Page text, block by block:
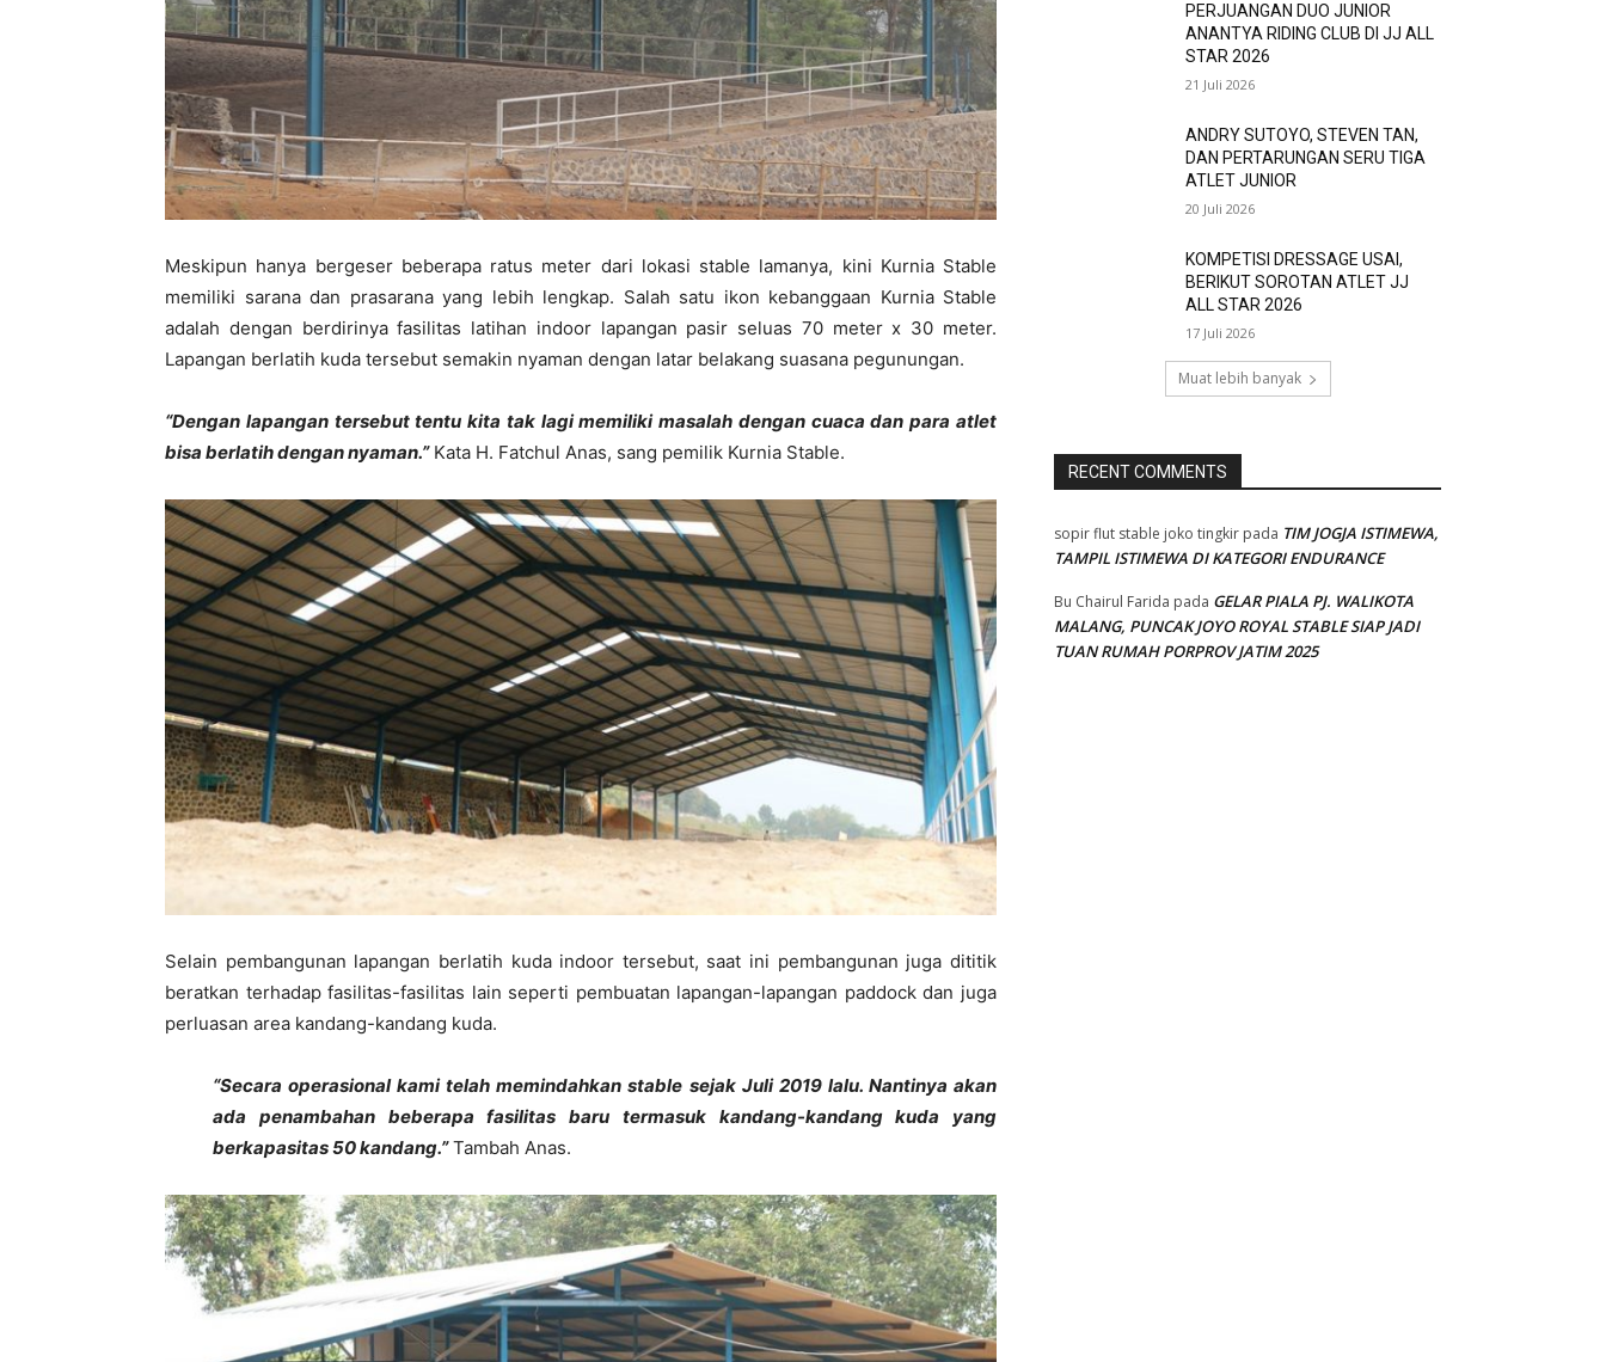
Meskipun hanya bergeser beberapa ratus meter dari lokasi stable lamanya, kini Kurnia Stable
memiliki sarana dan prasarana yang lebih lengkap. Salah satu ikon kebanggaan Kurnia Stable
adalah dengan berdirinya fasilitas latihan indoor lapangan pasir seluas 70 meter x 30 meter.
Lapangan berlatih kuda tersebut semakin nyaman dengan latar belakang suasana pegunungan.
“Dengan lapangan tersebut tentu kita tak lagi memiliki masalah dengan cuaca dan para atlet
bisa berlatih dengan nyaman.”Kata H. Fatchul Anas, sang pemilik Kurnia Stable.
Selain pembangunan lapangan berlatih kuda indoor tersebut, saat ini pembangunan juga dititik
beratkan terhadap fasilitas-fasilitas lain seperti pembuatan lapangan-lapangan paddock dan juga
perluasan area kandang-kandang kuda.
“Secara operasional kami telah memindahkan stable sejak Juli 2019 lalu. Nantinya akan
ada penambahan beberapa fasilitas baru termasuk kandang-kandang kuda yang
berkapasitas 50 kandang.”Tambah Anas.
PERJUANGAN DUO JUNIOR
ANANTYA RIDING CLUB DI JJ ALL
STAR 2026
21 Juli 2026
ANDRY SUTOYO, STEVEN TAN,
DAN PERTARUNGAN SERU TIGA
ATLET JUNIOR
20 Juli 2026
KOMPETISI DRESSAGE USAI,
BERIKUT SOROTAN ATLET JJ
ALL STAR 2026
17 Juli 2026
Muat lebih banyak
RECENT COMMENTS
sopir flut stable joko tingkir pada TIM JOGJA ISTIMEWA,
TAMPIL ISTIMEWA DI KATEGORI ENDURANCE
Bu Chairul Farida pada GELAR PIALA PJ. WALIKOTA
MALANG, PUNCAK JOYO ROYAL STABLE SIAP JADI
TUAN RUMAH PORPROV JATIM 2025